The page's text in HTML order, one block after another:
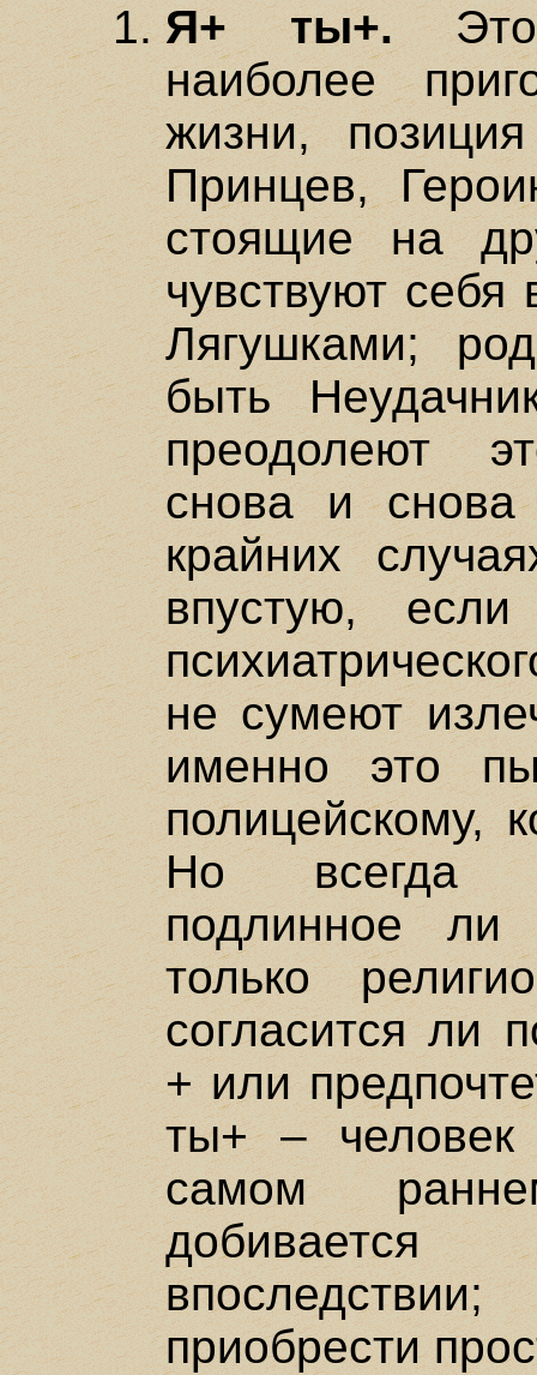
Я+ ты+. Это
наиболее
жизни,
Принцев,
стоящие на
чувствуют
Лягушками;
быть
преодолеют
снова и снова
крайних
впустую,
не сумеют
именно это
полицейскому,
Но всегда
подлинное
только
согласится ли
+ или
ты+ – человек
самом
приобрести